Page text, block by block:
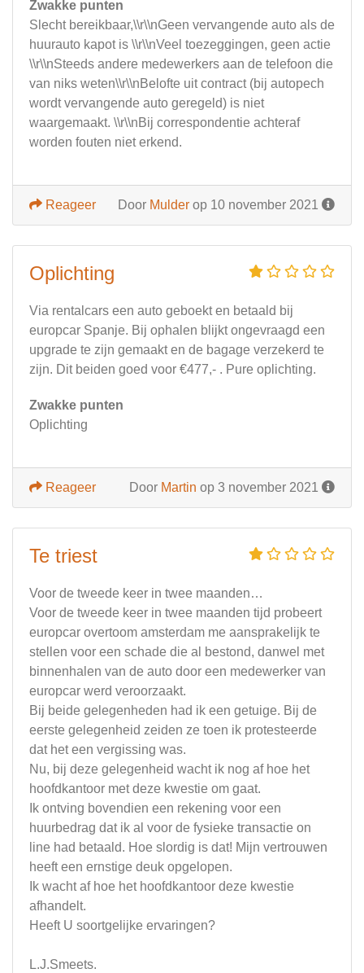
Zwakke punten
Slecht bereikbaar,\\r\\nGeen vervangende auto als de
huurauto kapot is \\r\\nVeel toezeggingen, geen actie
\\r\\nSteeds andere medewerkers aan de telefoon die
van niks weten\\r\\nBelofte uit contract (bij autopech
wordt vervangende auto geregeld) is niet
waargemaakt. \\r\\nBij correspondentie achteraf
worden fouten niet erkend.
Door Mulder op 10 november 2021
Reageer
Oplichting
Via rentalcars een auto geboekt en betaald bij
europcar Spanje. Bij ophalen blijkt ongevraagd een
upgrade te zijn gemaakt en de bagage verzekerd te
zijn. Dit beiden goed voor €477,- . Pure oplichting.
Zwakke punten
Oplichting
Door Martin op 3 november 2021
Reageer
Te triest
Voor de tweede keer in twee maanden…
Voor de tweede keer in twee maanden tijd probeert
europcar overtoom amsterdam me aansprakelijk te
stellen voor een schade die al bestond, danwel met
binnenhalen van de auto door een medewerker van
europcar werd veroorzaakt.
Bij beide gelegenheden had ik een getuige. Bij de
eerste gelegenheid zeiden ze toen ik protesteerde
dat het een vergissing was.
Nu, bij deze gelegenheid wacht ik nog af hoe het
hoofdkantoor met deze kwestie om gaat.
Ik ontving bovendien een rekening voor een
huurbedrag dat ik al voor de fysieke transactie on
line had betaald. Hoe slordig is dat! Mijn vertrouwen
heeft een ernstige deuk opgelopen.
Ik wacht af hoe het hoofdkantoor deze kwestie
afhandelt.
Heeft U soortgelijke ervaringen?
L.J.Smeets.